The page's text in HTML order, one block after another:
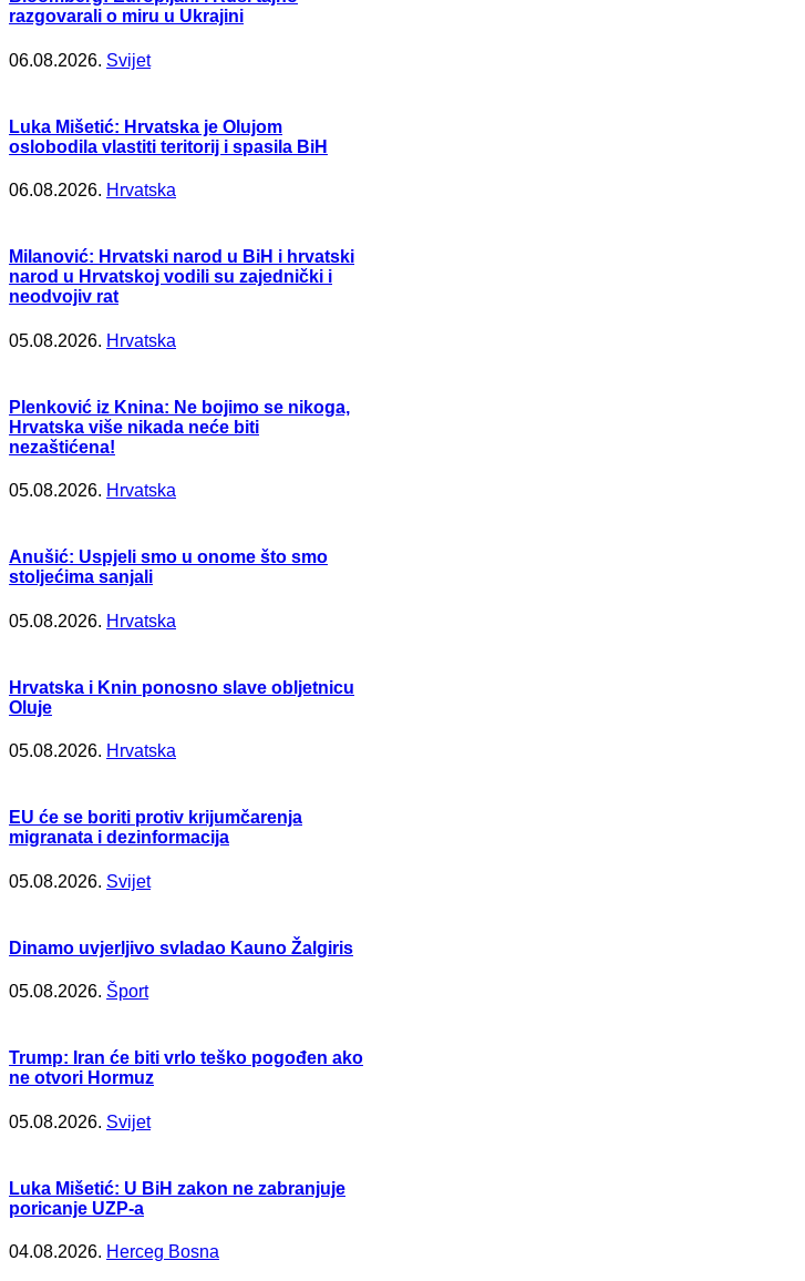
razgovarali o miru u Ukrajini
06.08.2026. Svijet
Luka Mišetić: Hrvatska je Olujom
oslobodila vlastiti teritorij i spasila BiH
06.08.2026. Hrvatska
Milanović: Hrvatski narod u BiH i hrvatski
narod u Hrvatskoj vodili su zajednički i
neodvojiv rat
05.08.2026. Hrvatska
Plenković iz Knina: Ne bojimo se nikoga,
Hrvatska više nikada neće biti
nezaštićena!
05.08.2026. Hrvatska
Anušić: Uspjeli smo u onome što smo
stoljećima sanjali
05.08.2026. Hrvatska
Hrvatska i Knin ponosno slave obljetnicu
Oluje
05.08.2026. Hrvatska
EU će se boriti protiv krijumčarenja
migranata i dezinformacija
05.08.2026. Svijet
Dinamo uvjerljivo svladao Kauno Žalgiris
05.08.2026. Šport
Trump: Iran će biti vrlo teško pogođen ako
ne otvori Hormuz
05.08.2026. Svijet
Luka Mišetić: U BiH zakon ne zabranjuje
poricanje UZP-a
04.08.2026. Herceg Bosna